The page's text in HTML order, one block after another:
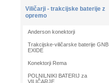
Viličarji - trakcijske baterije z
opremo
Anderson konektorji
Trakcijske-viličarske baterije GNB
EXIDE
Konektorji Rema
POLNILNIKI BATERIJ za
VILIČARJE